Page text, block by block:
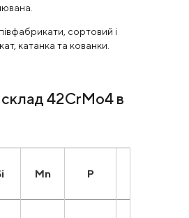
сортовий і
катанка та кованки.
склад 42CrMo4 в
Mn P